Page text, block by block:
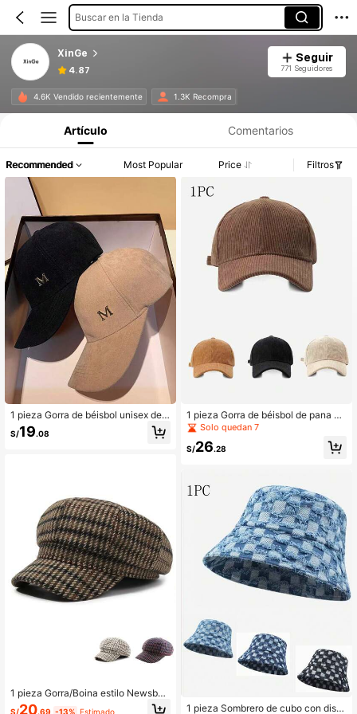
Buscar en la Tienda
XinGe
4.87
Seguir
771 Seguidores
4.6K Vendido recientemente 1.3K Recompra
Artículo Comentarios
Recommended Most Popular Price Filtros
1 pieza Gorra de béisbol unisex de u
nicolor con logo M, ala ancha y estil
o oversized, para uso diario, exterio
S/19.08
1 pieza Gorra/Boina estilo Newsboy
clásica a cuadros pata de gallo unis
S/20.69 -13% Estimado
1 pieza Gorra de béisbol de pana m
ulticolor con rayas verticales unisex
s callejeros casuales, verano, playa
Solo quedan 7
S/26.28
1 pieza Sombrero de cubo con dise